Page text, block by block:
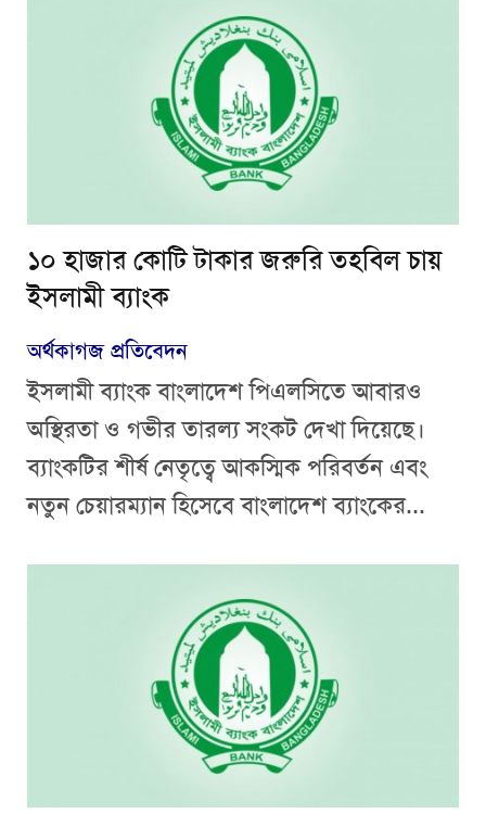
১০ হাজার কোটি টাকার জরুরি তহবিল চায়
ইসলামী ব্যাংক
অর্থকাগজ প্রতিবেদন
ইসলামী ব্যাংক বাংলাদেশ পিএলসিতে আবারও
অস্থিরতা ও গভীর তারল্য সংকট দেখা দিয়েছে।
ব্যাংকটির শীর্ষ নেতৃত্বে আকস্মিক পরিবর্তন এবং
নতুন চেয়ারম্যান হিসেবে বাংলাদেশ ব্যাংকের...